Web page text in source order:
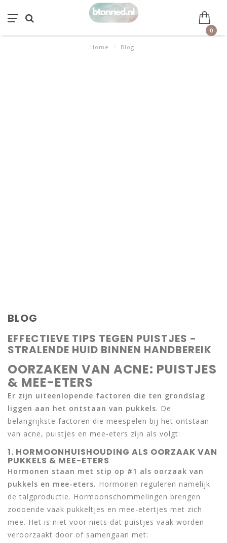
0
Home / Blog
BLOG
EFFECTIEVE TIPS TEGEN PUISTJES -
STRALENDE HUID BINNEN HANDBEREIK
OORZAKEN VAN ACNE: PUISTJES
& MEE-ETERS
Er zijn uiteenlopende factoren die ten grondslag
liggen aan het ontstaan van pukkels. De
belangrijkste factoren die meespelen bij het ontstaan
van acne, puistjes en mee-eters zijn als volgt:
1. HORMOONHUISHOUDING ALS OORZAAK VAN
PUKKELS & MEE-ETERS
Hormonen staan met stip op #1 als oorzaak van
pukkels en mee-eters. Hormonen reguleren namelijk
de talgproductie. Hormoonschommelingen brengen
zodoende vaak pukkeltjes en mee-etertjes met zich
mee. Het is niet voor niets dat puistjes vaak worden
veroorzaakt door of samengaan met: